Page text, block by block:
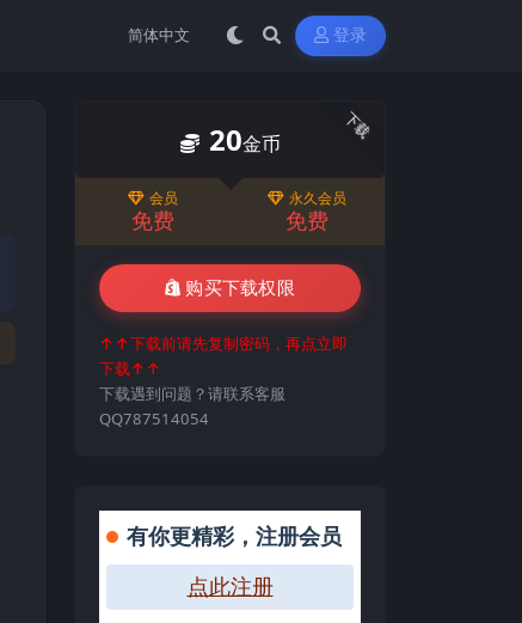
登录
下载
20金币
会员
免费
永久会员
免费
购买下载权限
↑↑下载前请先复制密码，再点立即
下载↑↑
下载遇到问题？请联系客服
QQ787514054
有你更精彩，注册会员
点此注册